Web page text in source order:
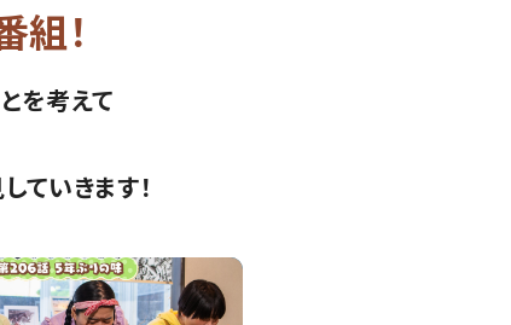
！
を考えて
ていきます！